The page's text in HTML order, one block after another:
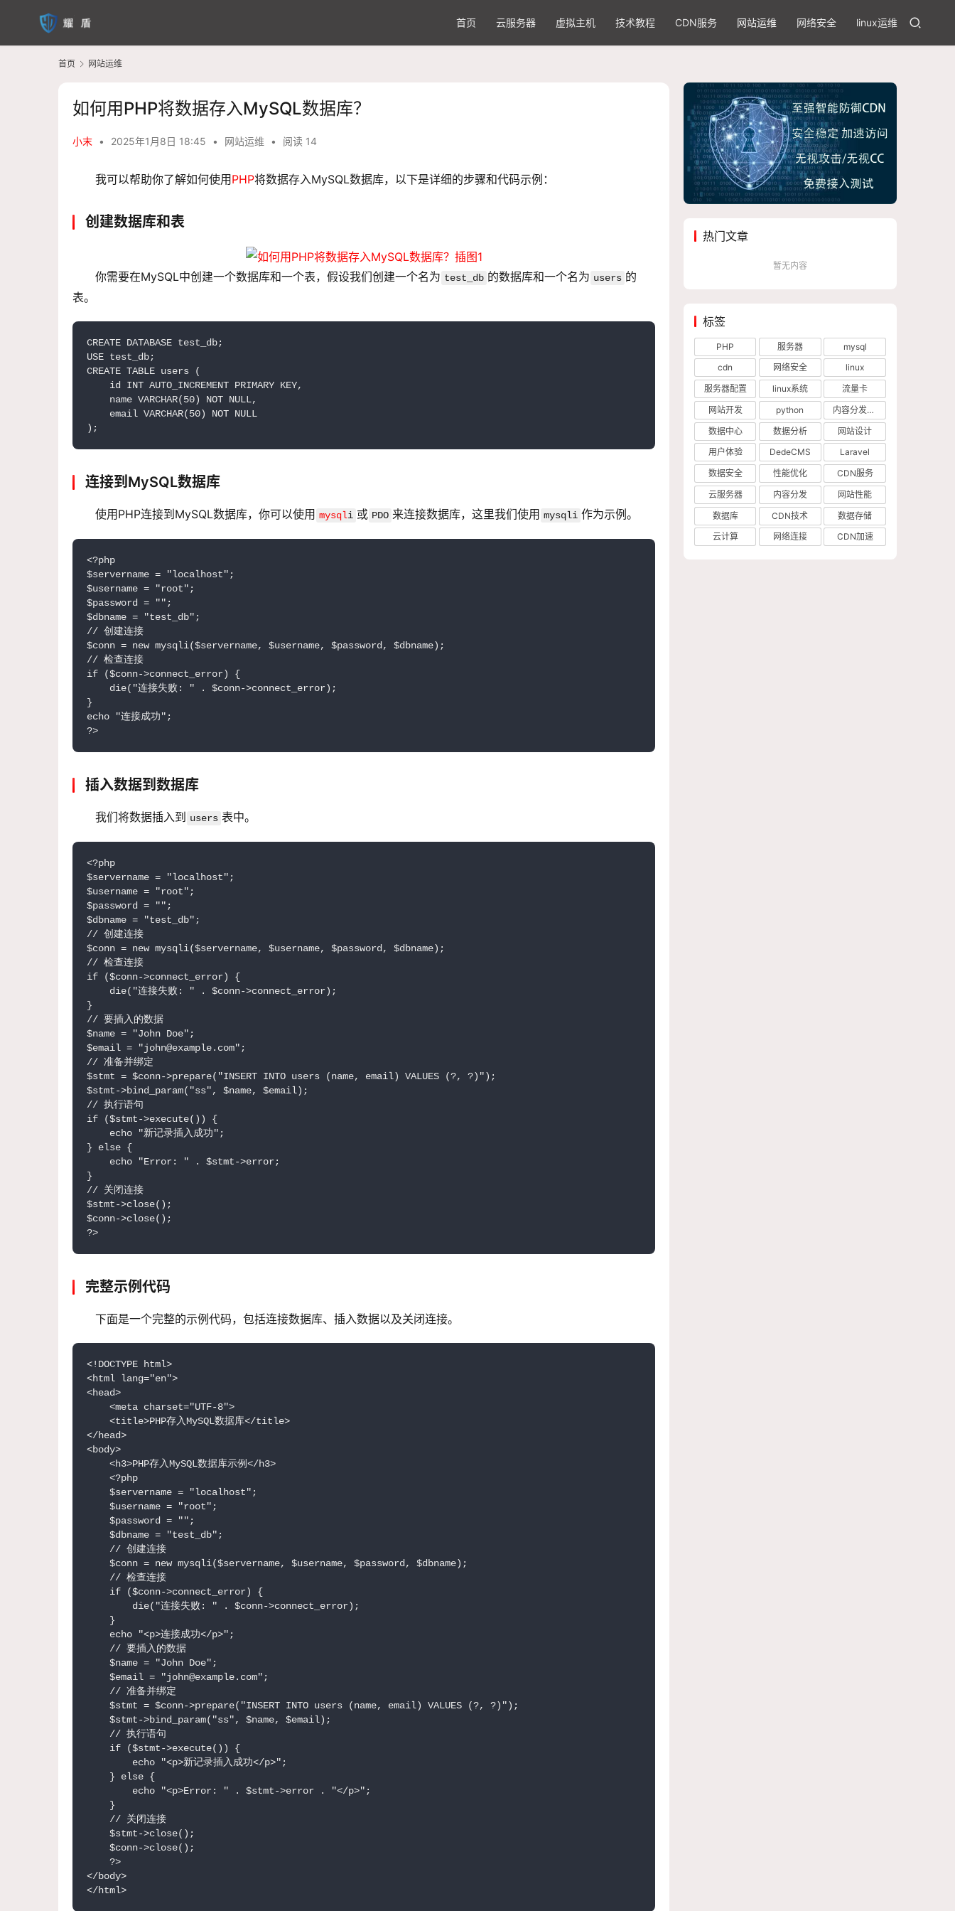
首页 云服务器 虚拟主机 技术教程 CDN服务 网站运维 网络安全 linux运维
首页 网站运维
如何用PHP将数据存入MySQL数据库？
小末 • 2025年1月8日 18:45 • 网站运维 • 阅读 14
我可以帮助你了解如何使用 PHP将数据存入MySQL数据库，以下是详细的步骤和代码示例：
创建数据库和表
你需要在MySQL中创建一个数据库和一个表，假设我们创建一个名为 test_db 的数据库和一个名为 users 的
表。
CREATE DATABASE test_db;
USE test_db;
CREATE TABLE users (
    id INT AUTO_INCREMENT PRIMARY KEY,
    name VARCHAR(50) NOT NULL,
    email VARCHAR(50) NOT NULL
);
连接到MySQL数据库
使用PHP连接到MySQL数据库，你可以使用 mysqli 或 PDO 来连接数据库，这里我们使用 mysqli 作为示例。
<?php
$servername = "localhost";
$username = "root";
$password = "";
$dbname = "test_db";
// 创建连接
$conn = new mysqli($servername, $username, $password, $dbname);
// 检查连接
if ($conn->connect_error) {
    die("连接失败: " . $conn->connect_error);
}
echo "连接成功";
?>
插入数据到数据库
我们将数据插入到 users 表中。
<?php
$servername = "localhost";
$username = "root";
$password = "";
$dbname = "test_db";
// 创建连接
$conn = new mysqli($servername, $username, $password, $dbname);
// 检查连接
if ($conn->connect_error) {
    die("连接失败: " . $conn->connect_error);
}
// 要插入的数据
$name = "John Doe";
$email = "john@example.com";
// 准备并绑定
$stmt = $conn->prepare("INSERT INTO users (name, email) VALUES (?, ?)");
$stmt->bind_param("ss", $name, $email);
// 执行语句
if ($stmt->execute()) {
    echo "新记录插入成功";
} else {
    echo "Error: " . $stmt->error;
}
// 关闭连接
$stmt->close();
$conn->close();
?>
完整示例代码
下面是一个完整的示例代码，包括连接数据库、插入数据以及关闭连接。
<!DOCTYPE html>
<html lang="en">
<head>
    <meta charset="UTF-8">
    <title>PHP存入MySQL数据库</title>
</head>
<body>
    <h3>PHP存入MySQL数据库示例</h3>
    <?php
    $servername = "localhost";
    $username = "root";
    $password = "";
    $dbname = "test_db";
    // 创建连接
    $conn = new mysqli($servername, $username, $password, $dbname);
    // 检查连接
    if ($conn->connect_error) {
        die("连接失败: " . $conn->connect_error);
    }
    echo "<p>连接成功</p>";
    // 要插入的数据
    $name = "John Doe";
    $email = "john@example.com";
    // 准备并绑定
    $stmt = $conn->prepare("INSERT INTO users (name, email) VALUES (?, ?)");
    $stmt->bind_param("ss", $name, $email);
    // 执行语句
    if ($stmt->execute()) {
        echo "<p>新记录插入成功</p>";
    } else {
        echo "<p>Error: " . $stmt->error . "</p>";
    }
    // 关闭连接
    $stmt->close();
    $conn->close();
    ?>
</body>
</html>
热门文章
暂无内容
标签
PHP 服务器
mysql
cdn
网络安全
linux
服务器配置
linux系统
流量卡
网站开发
python
内容分发网络
数据中心
数据分析
网站设计
用户体验
DedeCMS
Laravel
数据安全
性能优化
CDN服务
云服务器
内容分发
网站性能
数据库
CDN技术
数据存储
云计算
网络连接 CDN加速